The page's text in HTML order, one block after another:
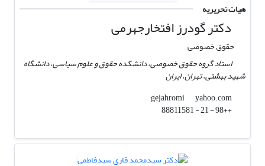
هیات تحریریه
دکتر گودرز افتخارجهرمی
حقوق خصوصی
استاد گروه حقوق خصوصی، دانشکده حقوق و علوم سیاسی، دانشگاه
شهید بهشتی، تهران، ایران
gejahromi
yahoo.com
++98 - 21 - 88811581